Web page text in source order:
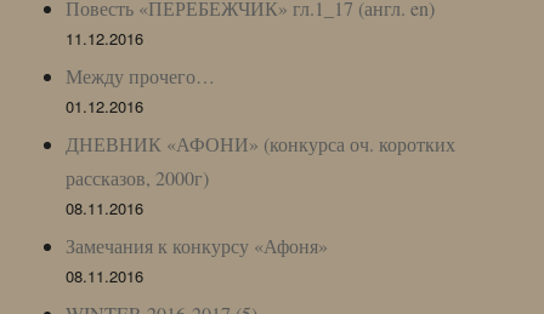
Повесть «ПЕРЕБЕЖЧИК» гл.1_17 (англ. en)
11.12.2016
Между прочего…
01.12.2016
ДНЕВНИК «АФОНИ» (конкурса оч. коротких
рассказов, 2000г)
08.11.2016
Замечания к конкурсу «Афоня»
08.11.2016